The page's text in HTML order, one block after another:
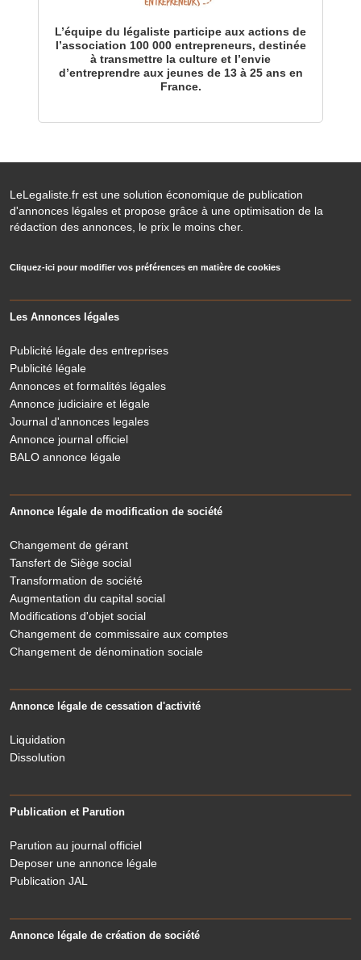
L’équipe du légaliste participe aux actions de
l’association 100 000 entrepreneurs, destinée
à transmettre la culture et l’envie
d’entreprendre aux jeunes de 13 à 25 ans en
France.
LeLegaliste.fr est une solution économique de publication
d'annonces légales et propose grâce à une optimisation de la
rédaction des annonces, le prix le moins cher.
Cliquez-ici pour modifier vos préférences en matière de cookies
Les Annonces légales
Publicité légale des entreprises
Publicité légale
Annonces et formalités légales
Annonce judiciaire et légale
Journal d'annonces legales
Annonce journal officiel
BALO annonce légale
Annonce légale de modification de société
Changement de gérant
Tansfert de Siège social
Transformation de société
Augmentation du capital social
Modifications d'objet social
Changement de commissaire aux comptes
Changement de dénomination sociale
Annonce légale de cessation d'activité
Liquidation
Dissolution
Publication et Parution
Parution au journal officiel
Deposer une annonce légale
Publication JAL
Annonce légale de création de société